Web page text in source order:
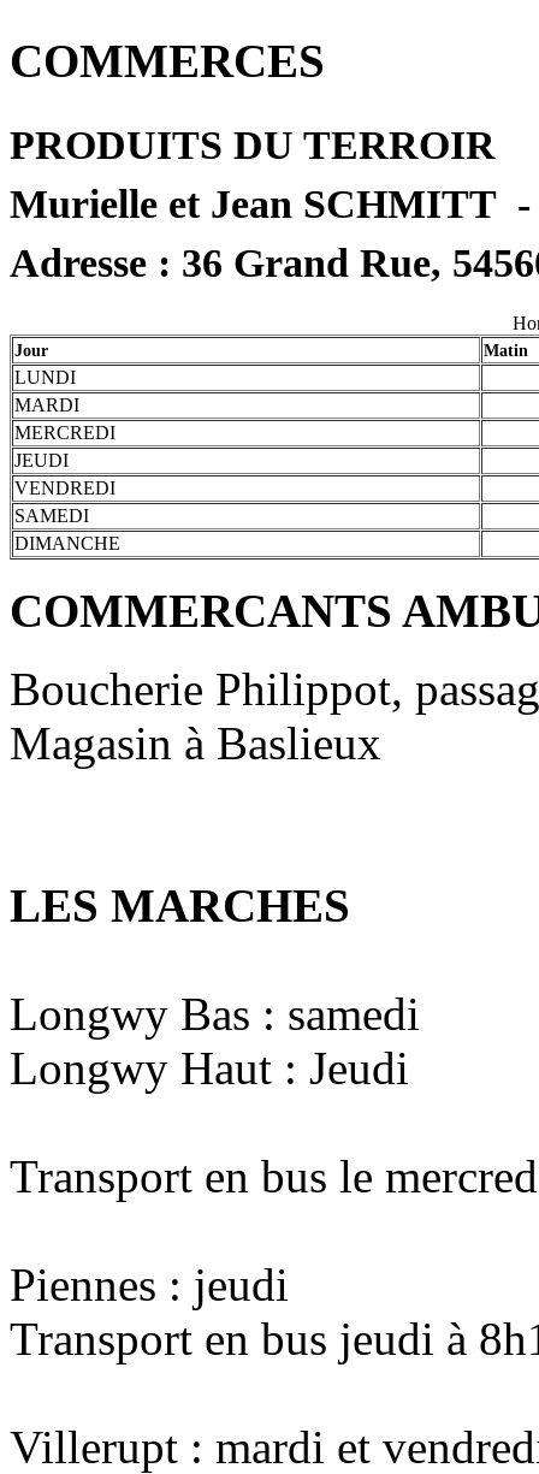
COMMERCES
PRODUITS DU TERROIR
Murielle et Jean SCHMITT -
Adresse : 36 Grand Rue,
Jour Matin
LUNDI
MARDI
MERCREDI
JEUDI
VENDREDI
SAMEDI
DIMANCHE
COMMERCANTS
Boucherie Philippot,
Magasin à Baslieux
LES MARCHES
Longwy Bas : samedi
Longwy Haut : Jeudi
Transport en bus le
Piennes : jeudi
Transport en bus jeudi à
Villerupt : mardi et